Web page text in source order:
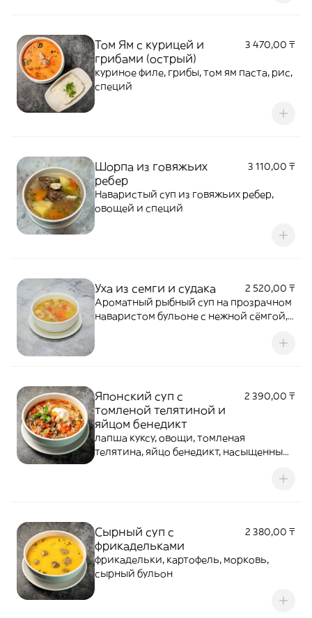
Том Ям с курицей и
грибами (острый)
3 470,00 ₸
куриное филе, грибы, том ям паста, рис,
специй
Шорпа из говяжьих
ребер
3 110,00 ₸
Наваристый суп из говяжьих ребер,
овощей и специй
Уха из семги и судака
2 520,00 ₸
Ароматный рыбный суп на прозрачном
наваристом бульоне с нежной сёмгой,
Японский суп с
томленой телятиной и
яйцом бенедикт
2 390,00 ₸
лапша куксу, овощи, томленая
телятина, яйцо бенедикт, насыщенный
Сырный суп с
фрикадельками
2 380,00 ₸
фрикадельки, картофель, морковь,
сырный бульон